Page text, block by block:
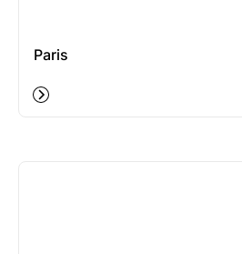
Paris